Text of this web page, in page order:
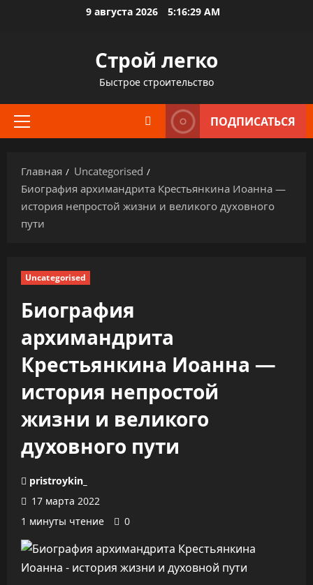
9 августа 2026 5:16:30 AM
Строй легко
Быстрое строительство
Основное
ПОДПИСАТЬСЯ
Главная
Uncategorised
Биография архимандрита Крестьянкина Иоанна —
история непростой жизни и великого духовного
пути
Uncategorised
Биография
архимандрита
Крестьянкина Иоанна —
история непростой
жизни и великого
духовного пути
pristroykin_
17 марта 2022
1 минуты чтение
0